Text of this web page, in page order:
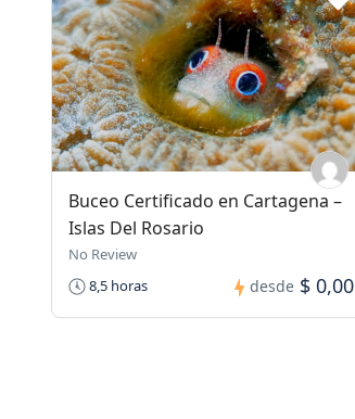
Buceo Certificado en Cartagena –
Islas Del Rosario
No Review
8,5 horas
desde $ 0,00